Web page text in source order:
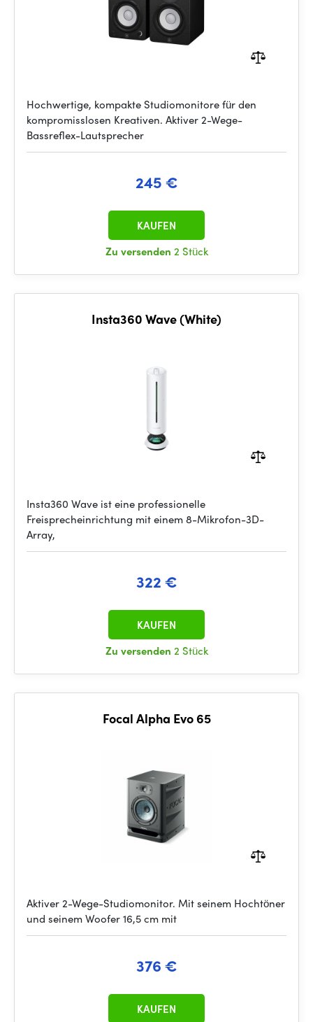
Hochwertige, kompakte Studiomonitore für den
kompromisslosen Kreativen. Aktiver 2-Wege-
Bassreflex-Lautsprecher
245 €
Zu versenden 2 Stück
KAUFEN
Insta360 Wave (White)
Insta360 Wave ist eine professionelle
Freisprecheinrichtung mit einem 8-Mikrofon-3D-
Array,
322 €
Zu versenden 2 Stück
KAUFEN
Focal Alpha Evo 65
Aktiver 2-Wege-Studiomonitor. Mit seinem Hochtöner
und seinem Woofer 16,5 cm mit
376 €
KAUFEN